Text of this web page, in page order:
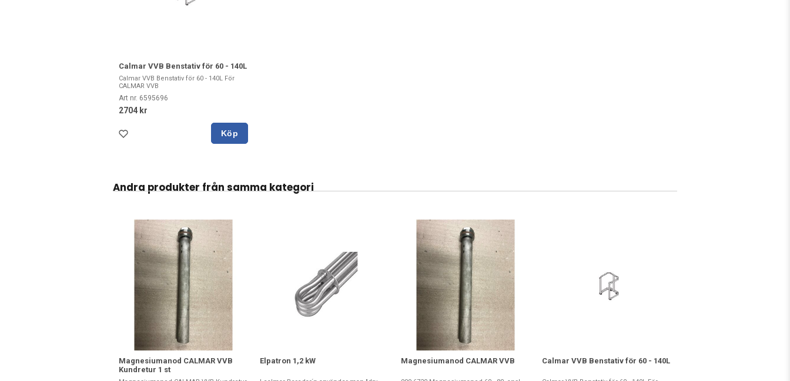
Calmar VVB Benstativ för 60 - 140L
Calmar VVB Benstativ för 60 - 140L För
CALMAR VVB
Art nr. 6595696
2704 kr
Köp
Andra produkter från samma kategori
Magnesiumanod CALMAR VVB
Kundretur 1 st
Elpatron 1,2 kW Magnesiumanod CALMAR VVB Calmar VVB Benstativ för 60 - 140L